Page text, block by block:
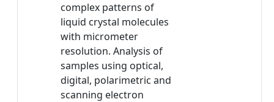
complex patterns of
liquid crystal molecules
with micrometer
resolution. Analysis of
samples using optical,
digital, polarimetric and
scanning electron